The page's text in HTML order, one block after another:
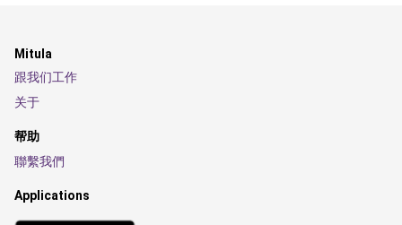
Mitula
跟我们工作
关于
帮助
聯繫我們
Applications